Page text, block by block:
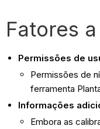
Fatores
Permissões de
Permissões de
ferramenta
Informações
Embora as